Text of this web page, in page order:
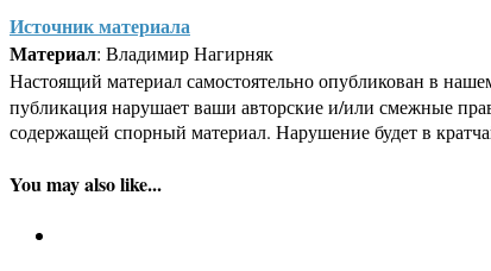
Источник материала
Материал: Владимир Нагирняк
Настоящий материал самостоятельно опубликован в
публикация нарушает ваши авторские и/или смежные
содержащей спорный материал. Нарушение будет в
You may also like...